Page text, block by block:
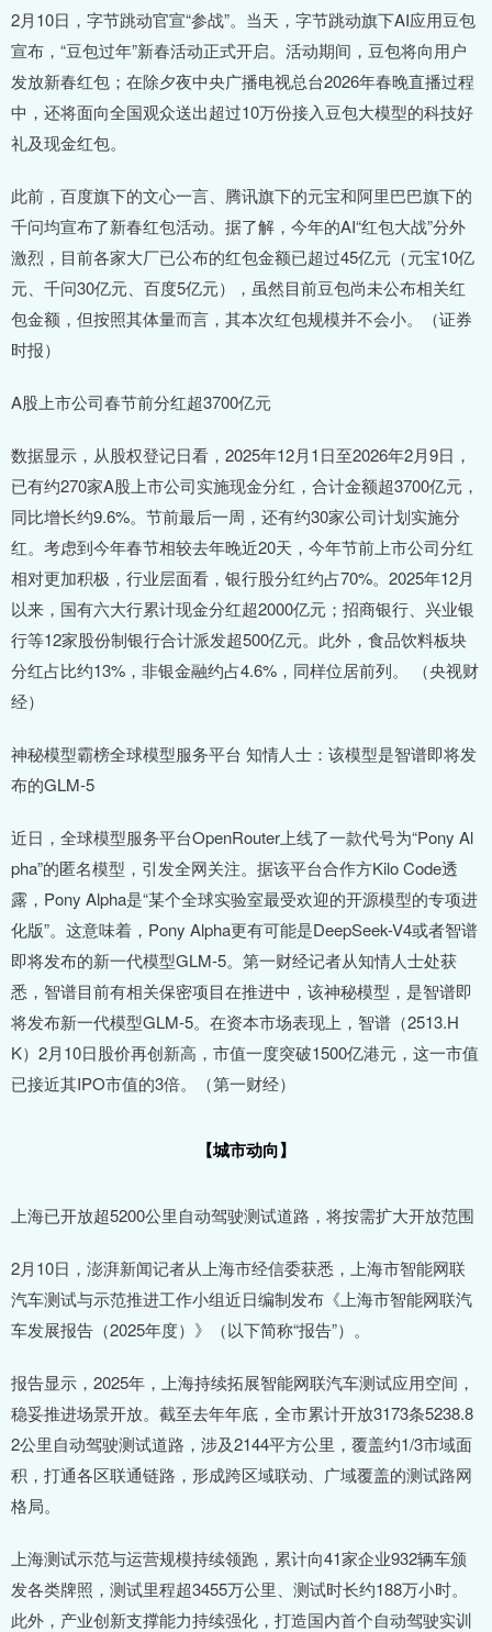
2月10日，字节跳动官宣“参战”。当天，字节跳动旗下AI应用豆包
宣布，“豆包过年”新春活动正式开启。活动期间，豆包将向用户
发放新春红包；在除夕夜中央广播电视总台2026年春晚直播过程
中，还将面向全国观众送出超过10万份接入豆包大模型的科技好
礼及现金红包。
此前，百度旗下的文心一言、腾讯旗下的元宝和阿里巴巴旗下的
千问均宣布了新春红包活动。据了解，今年的AI“红包大战”分外
激烈，目前各家大厂已公布的红包金额已超过45亿元（元宝10亿
元、千问30亿元、百度5亿元），虽然目前豆包尚未公布相关红
包金额，但按照其体量而言，其本次红包规模并不会小。（证券
时报）
A股上市公司春节前分红超3700亿元
数据显示，从股权登记日看，2025年12月1日至2026年2月9日，
已有约270家A股上市公司实施现金分红，合计金额超3700亿元，
同比增长约9.6%。节前最后一周，还有约30家公司计划实施分
红。考虑到今年春节相较去年晚近20天，今年节前上市公司分红
相对更加积极，行业层面看，银行股分红约占70%。2025年12月
以来，国有六大行累计现金分红超2000亿元；招商银行、兴业银
行等12家股份制银行合计派发超500亿元。此外，食品饮料板块
分红占比约13%，非银金融约占4.6%，同样位居前列。 （央视财
经）
神秘模型霸榜全球模型服务平台 知情人士：该模型是智谱即将发
布的GLM-5
近日，全球模型服务平台OpenRouter上线了一款代号为“Pony Al
pha”的匿名模型，引发全网关注。据该平台合作方Kilo Code透
露，Pony Alpha是“某个全球实验室最受欢迎的开源模型的专项进
化版”。这意味着，Pony Alpha更有可能是DeepSeek-V4或者智谱
即将发布的新一代模型GLM-5。第一财经记者从知情人士处获
悉，智谱目前有相关保密项目在推进中，该神秘模型，是智谱即
将发布新一代模型GLM-5。在资本市场表现上，智谱（2513.H
K）2月10日股价再创新高，市值一度突破1500亿港元，这一市值
已接近其IPO市值的3倍。（第一财经）
【城市动向】
上海已开放超5200公里自动驾驶测试道路，将按需扩大开放范围
2月10日，澎湃新闻记者从上海市经信委获悉，上海市智能网联
汽车测试与示范推进工作小组近日编制发布《上海市智能网联汽
车发展报告（2025年度）》（以下简称“报告”）。
报告显示，2025年，上海持续拓展智能网联汽车测试应用空间，
稳妥推进场景开放。截至去年年底，全市累计开放3173条5238.8
2公里自动驾驶测试道路，涉及2144平方公里，覆盖约1/3市域面
积，打通各区联通链路，形成跨区域联动、广域覆盖的测试路网
格局。
上海测试示范与运营规模持续领跑，累计向41家企业932辆车颁
发各类牌照，测试里程超3455万公里、测试时长约188万小时。
此外，产业创新支撑能力持续强化，打造国内首个自动驾驶实训